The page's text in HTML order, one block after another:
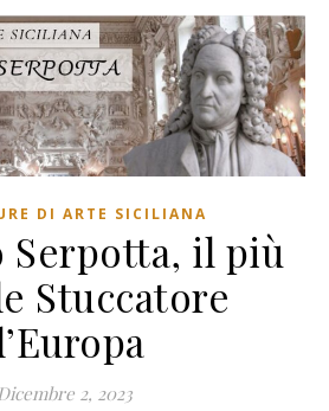
DI ARTE SICILIANA
Serpotta, il più
Stuccatore
Dicembre 2, 2023